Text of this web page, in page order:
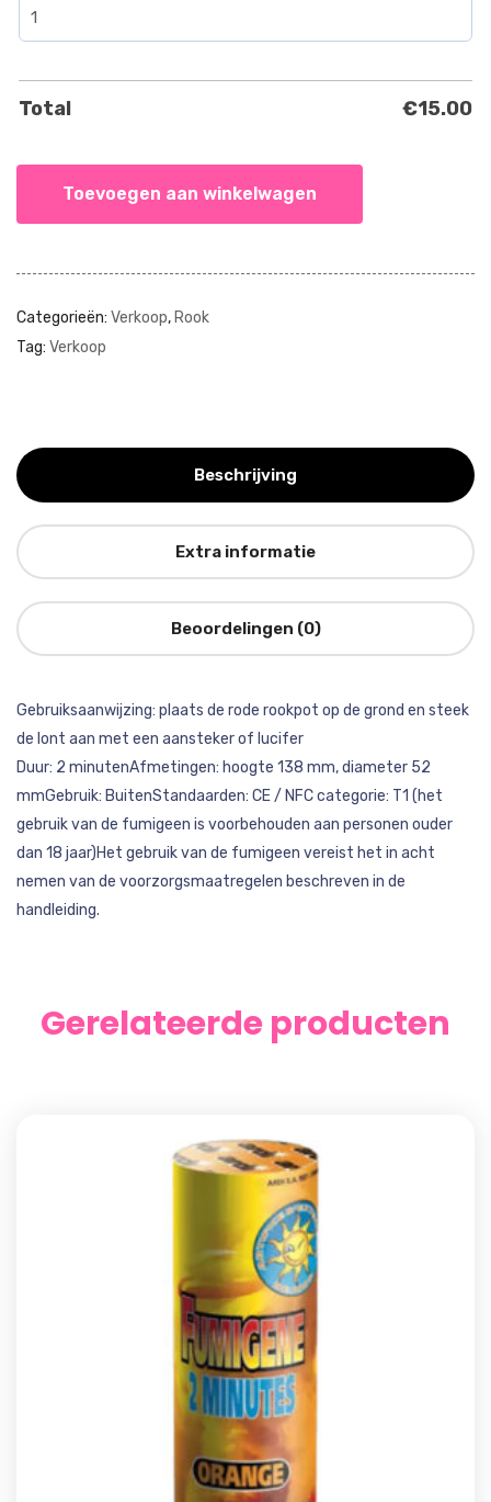
Total €15.00
Toevoegen aan winkelwagen
Categorieën: Verkoop, Rook
Tag: Verkoop
Beschrijving
Extra informatie
Beoordelingen (0)
Gebruiksaanwijzing: plaats de rode rookpot op de grond en steek
de lont aan met een aansteker of lucifer
Duur: 2 minutenAfmetingen: hoogte 138 mm, diameter 52
mmGebruik: BuitenStandaarden: CE / NFC categorie: T1 (het
gebruik van de fumigeen is voorbehouden aan personen ouder
dan 18 jaar)Het gebruik van de fumigeen vereist het in acht
nemen van de voorzorgsmaatregelen beschreven in de
handleiding.
Gerelateerde producten